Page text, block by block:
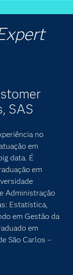
SAS
no
em
data. É
em
Administração
Estatística,
em Gestão da
em
São Carlos –